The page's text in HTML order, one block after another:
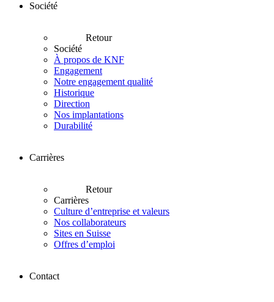
Société
Retour
Société
À propos de KNF
Engagement
Notre engagement qualité
Historique
Direction
Nos implantations
Durabilité
Carrières
Retour
Carrières
Culture d’entreprise et valeurs
Nos collaborateurs
Sites en Suisse
Offres d’emploi
Contact